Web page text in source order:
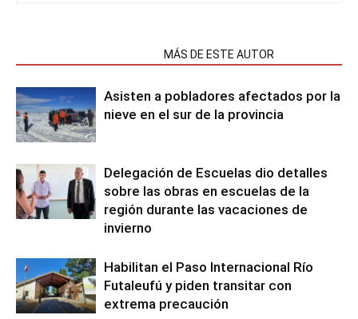
MÁS DE ESTE AUTOR
Asisten a pobladores afectados por la
nieve en el sur de la provincia
Delegación de Escuelas dio detalles
sobre las obras en escuelas de la
región durante las vacaciones de
invierno
Habilitan el Paso Internacional Río
Futaleufú y piden transitar con
extrema precaución